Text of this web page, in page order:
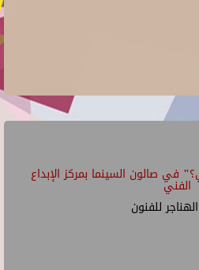
في صالون السينما بمركز الإبداع
الفني
للفنون